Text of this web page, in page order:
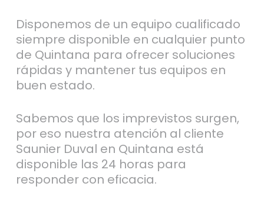
Disponemos de un equipo cualificado
siempre disponible en cualquier punto
de Quintana para ofrecer soluciones
rápidas y mantener tus equipos en
buen estado.
Sabemos que los imprevistos surgen,
por eso nuestra atención al cliente
Saunier Duval en Quintana está
disponible las 24 horas para
responder con eficacia.